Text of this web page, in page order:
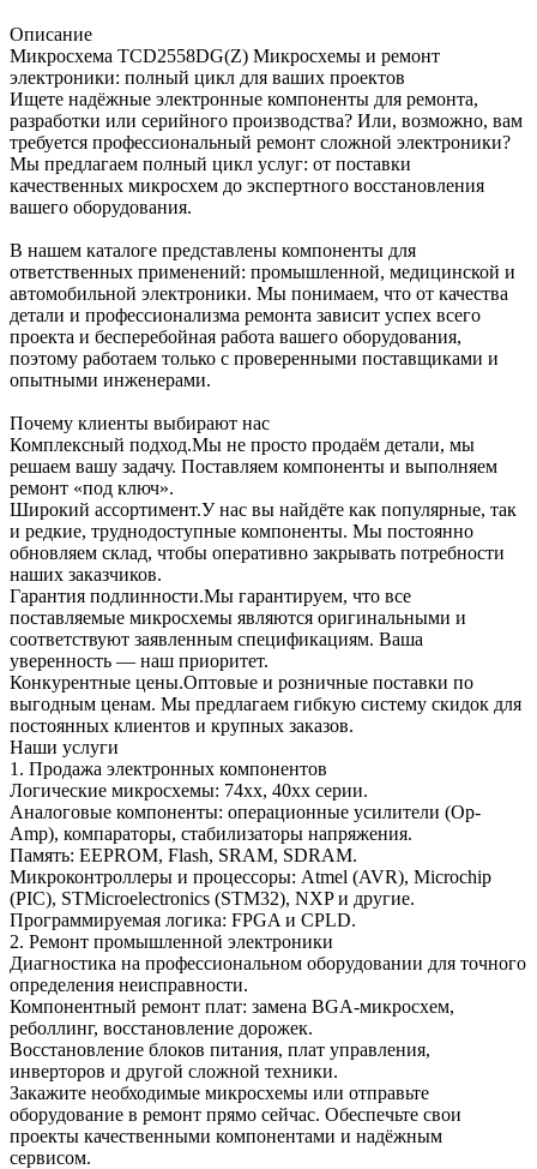
Описание
Микросхема TCD2558DG(Z) Микросхемы и ремонт
электроники: полный цикл для ваших проектов
Ищете надёжные электронные компоненты для ремонта,
разработки или серийного производства? Или, возможно, вам
требуется профессиональный ремонт сложной электроники?
Мы предлагаем полный цикл услуг: от поставки
качественных микросхем до экспертного восстановления
вашего оборудования.
В нашем каталоге представлены компоненты для
ответственных применений: промышленной, медицинской и
автомобильной электроники. Мы понимаем, что от качества
детали и профессионализма ремонта зависит успех всего
проекта и бесперебойная работа вашего оборудования,
поэтому работаем только с проверенными поставщиками и
опытными инженерами.
Почему клиенты выбирают нас
Комплексный подход.Мы не просто продаём детали, мы
решаем вашу задачу. Поставляем компоненты и выполняем
ремонт «под ключ».
Широкий ассортимент.У нас вы найдёте как популярные, так
и редкие, труднодоступные компоненты. Мы постоянно
обновляем склад, чтобы оперативно закрывать потребности
наших заказчиков.
Гарантия подлинности.Мы гарантируем, что все
поставляемые микросхемы являются оригинальными и
соответствуют заявленным спецификациям. Ваша
уверенность — наш приоритет.
Конкурентные цены.Оптовые и розничные поставки по
выгодным ценам. Мы предлагаем гибкую систему скидок для
постоянных клиентов и крупных заказов.
Наши услуги
1. Продажа электронных компонентов
Логические микросхемы: 74xx, 40xx серии.
Аналоговые компоненты: операционные усилители (Op-
Amp), компараторы, стабилизаторы напряжения.
Память: EEPROM, Flash, SRAM, SDRAM.
Микроконтроллеры и процессоры: Atmel (AVR), Microchip
(PIC), STMicroelectronics (STM32), NXP и другие.
Программируемая логика: FPGA и CPLD.
2. Ремонт промышленной электроники
Диагностика на профессиональном оборудовании для точного
определения неисправности.
Компонентный ремонт плат: замена BGA-микросхем,
реболлинг, восстановление дорожек.
Восстановление блоков питания, плат управления,
инверторов и другой сложной техники.
Закажите необходимые микросхемы или отправьте
оборудование в ремонт прямо сейчас. Обеспечьте свои
проекты качественными компонентами и надёжным
сервисом.